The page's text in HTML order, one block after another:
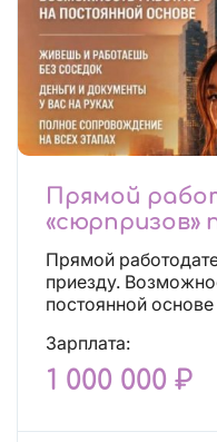
Прямой
«сюрпризов»
Прямой
приезду. Возможность работать на
Зарплата:
1 000 000 ₽